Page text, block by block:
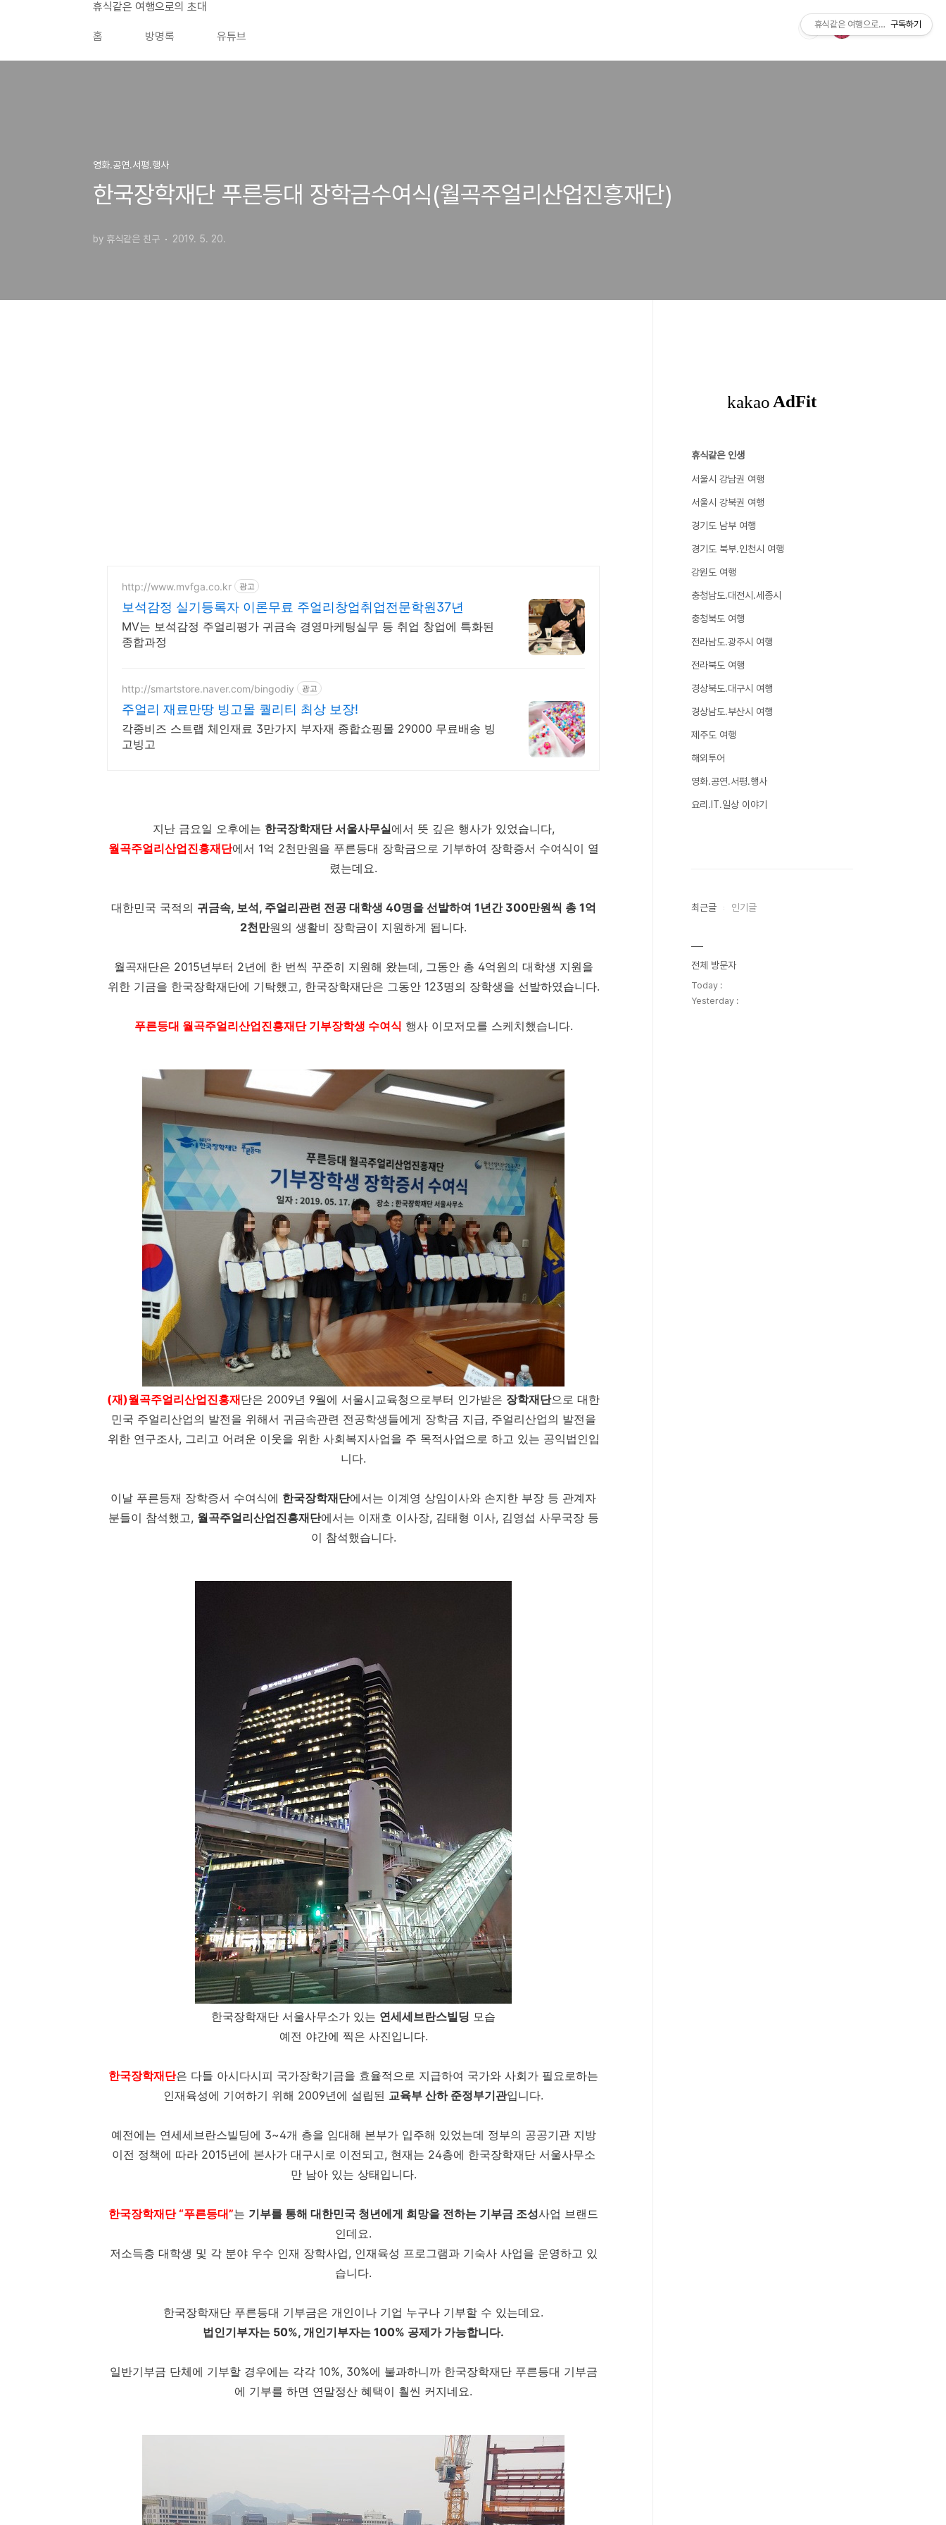
휴식같은 여행으로의 초대
홈 방명록 유튜브
영화.공연.서평.행사
한국장학재단 푸른등대 장학금수여식(월곡주얼리산업진흥재단)
by 휴식같은 친구 2019. 5. 20.
http://www.mvfga.co.kr 광고
보석감정 실기등록자 이론무료 주얼리창업취업전문학원37년
MV는 보석감정 주얼리평가 귀금속 경영마케팅실무 등 취업 창업에 특화된
종합과정
http://smartstore.naver.com/bingodiy 광고
주얼리 재료만땅 빙고몰 퀄리티 최상 보장!
각종비즈 스트랩 체인재료 3만가지 부자재 종합쇼핑몰 29000 무료배송 빙
고빙고
지난 금요일 오후에는 한국장학재단 서울사무실에서 뜻 깊은 행사가 있었습니다,
월곡주얼리산업진흥재단에서 1억 2천만원을 푸른등대 장학금으로 기부하여 장학증서 수여식이 열
렸는데요.
대한민국 국적의 귀금속, 보석, 주얼리관련 전공 대학생 40명을 선발하여 1년간 300만원씩 총 1억
2천만원의 생활비 장학금이 지원하게 됩니다.
월곡재단은 2015년부터 2년에 한 번씩 꾸준히 지원해 왔는데, 그동안 총 4억원의 대학생 지원을
위한 기금을 한국장학재단에 기탁했고, 한국장학재단은 그동안 123명의 장학생을 선발하였습니다.
푸른등대 월곡주얼리산업진흥재단 기부장학생 수여식 행사 이모저모를 스케치했습니다.
(재)월곡주얼리산업진흥재단은 2009년 9월에 서울시교육청으로부터 인가받은 장학재단으로 대한
민국 주얼리산업의 발전을 위해서 귀금속관련 전공학생들에게 장학금 지급, 주얼리산업의 발전을
위한 연구조사, 그리고 어려운 이웃을 위한 사회복지사업을 주 목적사업으로 하고 있는 공익법인입
니다.
이날 푸른등재 장학증서 수여식에 한국장학재단에서는 이계영 상임이사와 손지한 부장 등 관계자
분들이 참석했고, 월곡주얼리산업진흥재단에서는 이재호 이사장, 김태형 이사, 김영섭 사무국장 등
이 참석했습니다.
한국장학재단 서울사무소가 있는 연세세브란스빌딩 모습
예전 야간에 찍은 사진입니다.
한국장학재단은 다들 아시다시피 국가장학기금을 효율적으로 지급하여 국가와 사회가 필요로하는
인재육성에 기여하기 위해 2009년에 설립된 교육부 산하 준정부기관입니다.
예전에는 연세세브란스빌딩에 3~4개 층을 임대해 본부가 입주해 있었는데 정부의 공공기관 지방
이전 정책에 따라 2015년에 본사가 대구시로 이전되고, 현재는 24층에 한국장학재단 서울사무소
만 남아 있는 상태입니다.
한국장학재단 “푸른등대”는 기부를 통해 대한민국 청년에게 희망을 전하는 기부금 조성사업 브랜드
인데요.
저소득층 대학생 및 각 분야 우수 인재 장학사업, 인재육성 프로그램과 기숙사 사업을 운영하고 있
습니다.
한국장학재단 푸른등대 기부금은 개인이나 기업 누구나 기부할 수 있는데요.
법인기부자는 50%, 개인기부자는 100% 공제가 가능합니다.
일반기부금 단체에 기부할 경우에는 각각 10%, 30%에 불과하니까 한국장학재단 푸른등대 기부금
에 기부를 하면 연말정산 혜택이 훨씬 커지네요.
휴식같은 인생
서울시 강남권 여행
서울시 강북권 여행
경기도 남부 여행
경기도 북부.인천시 여행
강원도 여행
충청남도.대전시.세종시
충청북도 여행
전라남도.광주시 여행
전라북도 여행
경상북도.대구시 여행
경상남도.부산시 여행
제주도 여행
해외투어
영화.공연.서평.행사
요리.IT.일상 이야기
최근글 인기글
전체 방문자
Today :
Yesterday :
휴식같은 여행으로의 초대구독하기